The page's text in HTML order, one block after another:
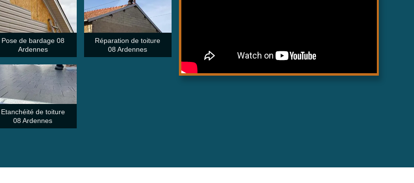
Pose de bardage 08
Ardennes
Réparation de toiture
08 Ardennes
Etanchéité de toiture
08 Ardennes